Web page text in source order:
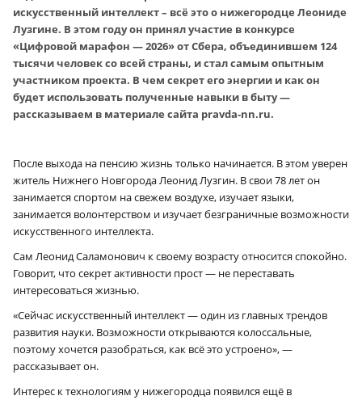
искусственный интеллект – всё это о нижегородце Леониде
Лузгине. В этом году он принял участие в конкурсе
«Цифровой марафон — 2026» от Сбера, объединившем 124
тысячи человек со всей страны, и стал самым опытным
участником проекта. В чем секрет его энергии и как он
будет использовать полученные навыки в быту —
рассказываем в материале сайта pravda-nn.ru.
После выхода на пенсию жизнь только начинается. В этом уверен
житель Нижнего Новгорода Леонид Лузгин. В свои 78 лет он
занимается спортом на свежем воздухе, изучает языки,
занимается волонтерством и изучает безграничные возможности
искусственного интеллекта.
Сам Леонид Саламонович к своему возрасту относится спокойно.
Говорит, что секрет активности прост — не переставать
интересоваться жизнью.
«Сейчас искусственный интеллект — один из главных трендов
развития науки. Возможности открываются колоссальные,
поэтому хочется разобраться, как всё это устроено», —
рассказывает он.
Интерес к технологиям у нижегородца появился ещё в